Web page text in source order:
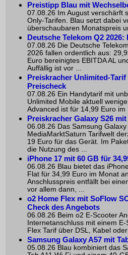
Preistipp Blau mit
07.08.26 Im August verschärft
Only-Tarifen. Blau setzt dabei
überschaubaren Monatspreis
Deutsche Telekom Q2
07.08.26 Die Deutsche
2026 fallen ordentlich aus:
Euro bereinigtes EBITDA AL
Auffällig ist vor ...
Preiskracher Unlimited-
Preischeck
07.08.26 Ein Handytarif mit
Unlimited Mobile aktuell
Advanced ist für 14,99 Euro im
Preiskracher Galaxy S26
06.08.26 Das Samsung
MediaMarktSaturn Tarifwelt
19 Euro für das Gerät. Im
die Nutzung des ...
iPhone 17 mit 60 GB für
06.08.26 Blau bietet das
Flat für 34,99 Euro im Monat
Anschlusspreis entfällt bei
vor allem dann, ...
o2 Home Flex mit SoFlow
Check des Angebots
06.08.26 Beim o2 E-Scooter
Internetanschluss mit einem
Flex Tarif über DSL, Kabel
Samsung Galaxy A57 mit
05.08.26 Blau kombiniert das